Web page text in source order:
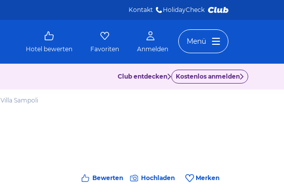
Kontakt HolidayCheck
Hotel bewerten Favoriten Anmelden
Menü
Club entdecken Kostenlos anmelden
Villa Sampoli
Bewerten Hochladen Merken